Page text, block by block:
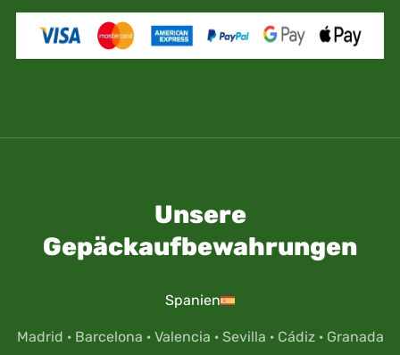
Unsere
Gepäckaufbewahrungen
Spanien
Madrid · Barcelona · Valencia · Sevilla · Cádiz· Granada